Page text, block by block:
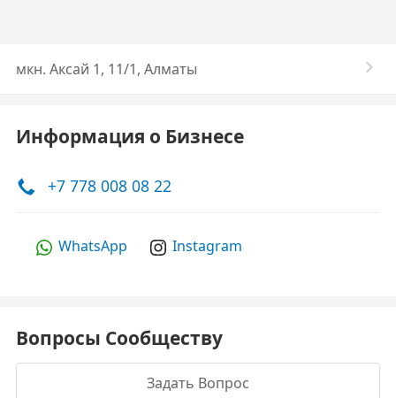
​мкн. Аксай 1, 11/1, Алматы
Информация о Бизнесе
+7 778 008 08 22
WhatsApp Instagram
Вопросы Сообществу
Задать Вопрос